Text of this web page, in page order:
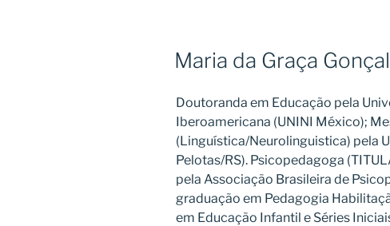
Maria da Graça
Doutoranda em Educação pela
Iberoamericana (UNINI México);
(Linguística/Neurolinguistica) pela
Pelotas/RS). Psicopedagoga
pela Associação Brasileira de
graduação em Pedagogia
em Educação Infantil e Séries